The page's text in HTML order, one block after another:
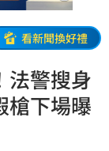
看新聞換好禮
法警搜身
下場曝